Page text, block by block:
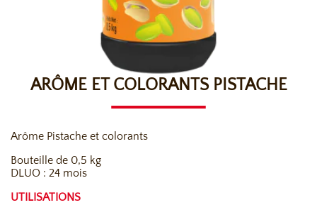
ARÔME ET COLORANTS PISTACHE
Arôme Pistache et colorants
Bouteille de 0,5 kg
DLUO : 24 mois
UTILISATIONS